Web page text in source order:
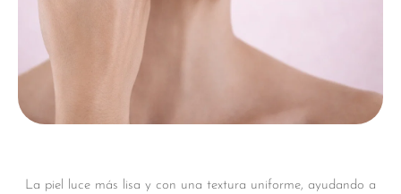
La piel luce más lisa y con una textura uniforme, ayudando a